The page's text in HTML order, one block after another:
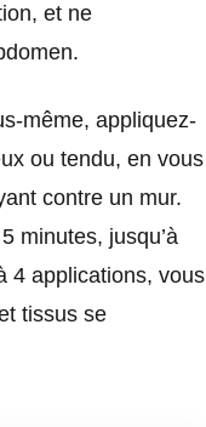
et ne
même, appliquez-
ou tendu, en vous
contre un mur.
minutes, jusqu’à
4 applications, vous
tissus se